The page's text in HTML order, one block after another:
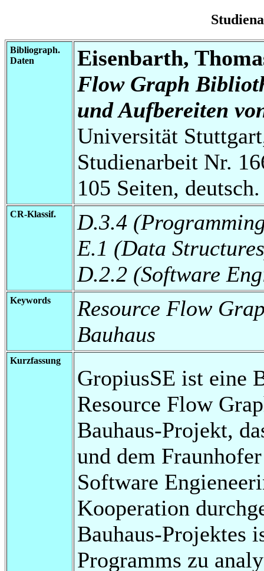
Bibliograph.
Daten
Eisenbarth,
Flow Graph
und Aufbereiten
Universität
Studienarbeit Nr.
105 Seiten, deutsch.
CR-Klassif.
D.3.4
E.1 (Data
D.2.2 (Software
Keywords
Resource Flow
Bauhaus
Kurzfassung
GropiusSE ist eine
Resource Flow
Bauhaus-Projekt,
und dem
Software
Kooperation
Bauhaus-Projektes
Programms zu